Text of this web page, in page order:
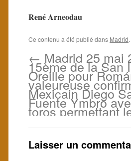
René Arneodau
Ce contenu a été publié dans Madrid
← Madrid 25 mai
15ème de la San
Oreille pour
valeureuse
Mexicain Diego
Fuente Ymbro
toros permettant
Laisser un